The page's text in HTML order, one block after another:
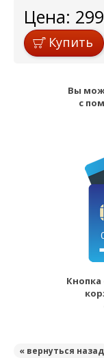
Цена: 299
Купить
Вы
с
« вернуться назад